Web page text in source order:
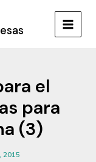
MAIN
el
para
(3)
2015